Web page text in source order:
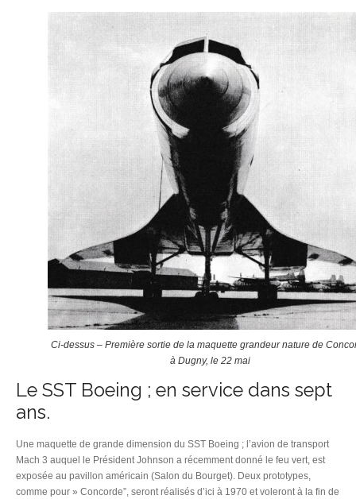
Ci-dessus – Première sortie de la maquette grandeur nature de
à Dugny, le 22 mai
Le SST Boeing ; en service dans sept
ans.
Une maquette de grande dimension du SST Boeing ; l’avion de transport
Mach 3 auquel le Président Johnson a récemment donné le feu vert, est
exposée au pavillon américain (Salon du Bourget). Deux prototypes,
comme pour » Concorde”, seront réalisés d’ici à 1970 et voleront à la fin de